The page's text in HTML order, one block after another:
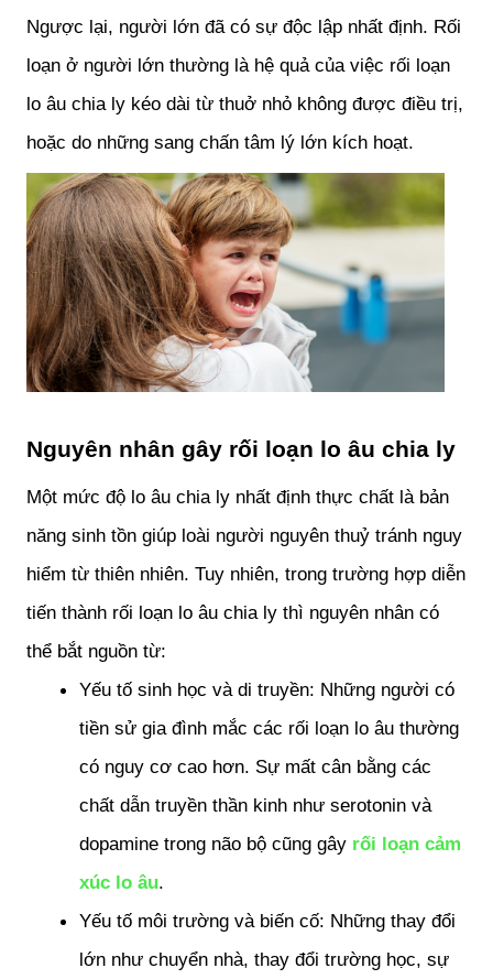
Ngược lại, người lớn đã có sự độc lập nhất định. Rối
loạn ở người lớn thường là hệ quả của việc rối loạn
lo âu chia ly kéo dài từ thuở nhỏ không được điều trị,
hoặc do những sang chấn tâm lý lớn kích hoạt.
Nguyên nhân gây rối loạn lo âu chia ly
Một mức độ lo âu chia ly nhất định thực chất là bản
năng sinh tồn giúp loài người nguyên thuỷ tránh nguy
hiểm từ thiên nhiên. Tuy nhiên, trong trường hợp diễn
tiến thành rối loạn lo âu chia ly thì nguyên nhân có
thể bắt nguồn từ:
Yếu tố sinh học và di truyền: Những người có
tiền sử gia đình mắc các rối loạn lo âu thường
có nguy cơ cao hơn. Sự mất cân bằng các
chất dẫn truyền thần kinh như serotonin và
dopamine trong não bộ cũng gây rối loạn cảm
xúc lo âu.
Yếu tố môi trường và biến cố: Những thay đổi
lớn như chuyển nhà, thay đổi trường học, sự